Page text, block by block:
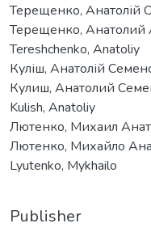
Терещенко, Анатолій
Терещенко, Анатолий
Tereshchenko, Anatoliy
Куліш, Анатолій
Кулиш, Анатолий
Kulish, Anatoliy
Лютенко, Михаил
Лютенко, Михайло
Lyutenko, Mykhailo
Publisher